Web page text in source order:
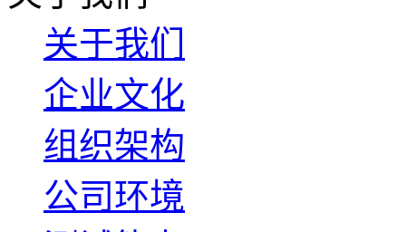
关于我们
企业文化
组织架构
公司环境